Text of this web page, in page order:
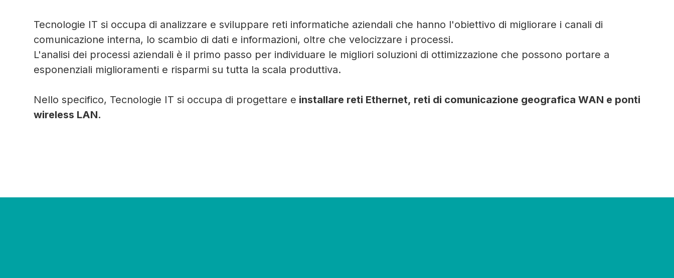
Tecnologie IT si occupa di analizzare e sviluppare reti informatiche aziendali che hanno l'obiettivo di migliorare i canali di
comunicazione interna, lo scambio di dati e informazioni, oltre che velocizzare i processi.
L'analisi dei processi aziendali è il primo passo per individuare le migliori soluzioni di ottimizzazione che possono portare a
esponenziali miglioramenti e risparmi su tutta la scala produttiva.
Nello specifico, Tecnologie IT si occupa di progettare e installare reti Ethernet, reti di comunicazione geografica WAN e ponti
wireless LAN.